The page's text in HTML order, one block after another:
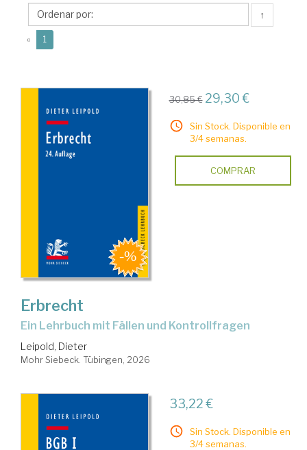
↑
« 1
30,85 € 29,30 €
Sin Stock. Disponible en
3/4 semanas.
COMPRAR
Erbrecht
ein Lehrbuch mit Fällen und Kontrollfragen
Leipold, Dieter
Mohr Siebeck. Tübingen, 2026
33,22 €
Sin Stock. Disponible en
3/4 semanas.